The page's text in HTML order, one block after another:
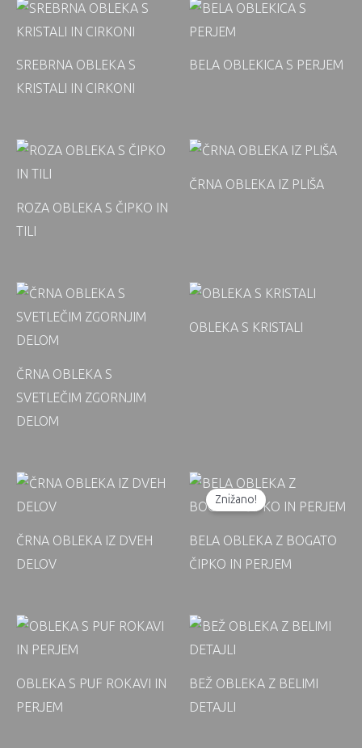
SREBRNA OBLEKA S
KRISTALI IN CIRKONI
BELA OBLEKICA S PERJEM
ROZA OBLEKA S ČIPKO IN
TILI
ČRNA OBLEKA IZ PLIŠA
ČRNA OBLEKA S
SVETLEČIM ZGORNJIM
DELOM
OBLEKA S KRISTALI
ČRNA OBLEKA IZ DVEH
DELOV
Znižano!
BELA OBLEKA Z BOGATO
ČIPKO IN PERJEM
OBLEKA S PUF ROKAVI IN
PERJEM
BEŽ OBLEKA Z BELIMI
DETAJLI